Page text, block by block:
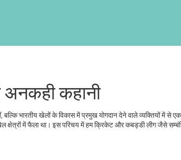
अनकही कहानी
बल्किभारतीय खेलों के विकास में प्रमुख योगदान देने वाले व्यक्तियों में से एक
क्षेत्रों में फैला था। इस परिचय में हमक्रिके‍टऔरकबड्डी लीगजैसे